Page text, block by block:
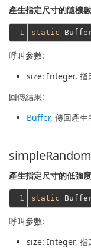
產生指定尺寸的隨機
1 static
呼叫參數:
size: Integer, 指
回傳結果:
Buffer, 傳回產生
產生指定尺寸的低強
1 static
呼叫參數:
size: Integer, 指